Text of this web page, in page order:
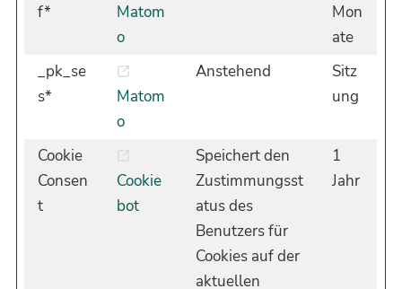
f*
Matom
o
Mon
ate
_pk_se
s*
Matom
o
Anstehend
Sitz
ung
Cookie
Consen
t
Cookie
bot
Speichert den
Zustimmungsst
atus des
Benutzers für
Cookies auf der
aktuellen
1
Jahr